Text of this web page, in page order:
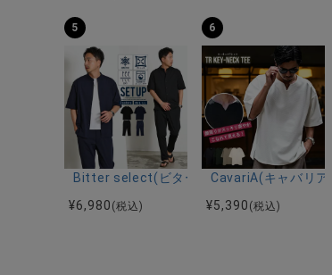
5
Bitter select(ビターセレクト)接触冷感ス
¥6,980 (税込)
6
CavariA(キャバリ
¥5,390 (税込)